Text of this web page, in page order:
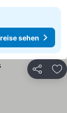
sehen
Teilen